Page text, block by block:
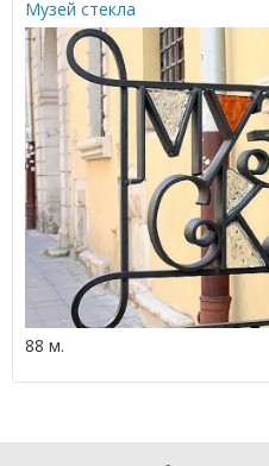
Музей стекла
88 м.